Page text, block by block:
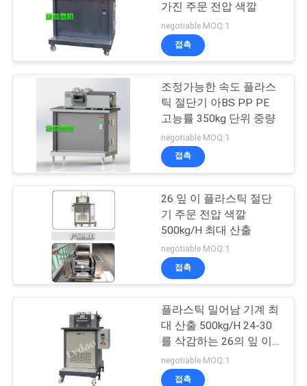
용
구
플라스틱 세척 선
Force Feeding 기계
애완 동물 플라스틱
재생 기계
가진 주문 전압 색깔
negotiable MOQ:1
접촉
조정가능한 속도 플라스
틱 절단기 아BS PP PE
고능률 350kg 단위 중량
negotiable MOQ:1
접촉
26 잎 이 플라스틱 절단
기 주문 전압 색깔
500kg/H 최대 산출
negotiable MOQ:1
접촉
플라스틱 밀어남 기계 최
대 산출 500kg/H 24-30
를 삭감하는 26의 잎 이
는 Barroot를 잘랐습니다
negotiable MOQ:1
접촉